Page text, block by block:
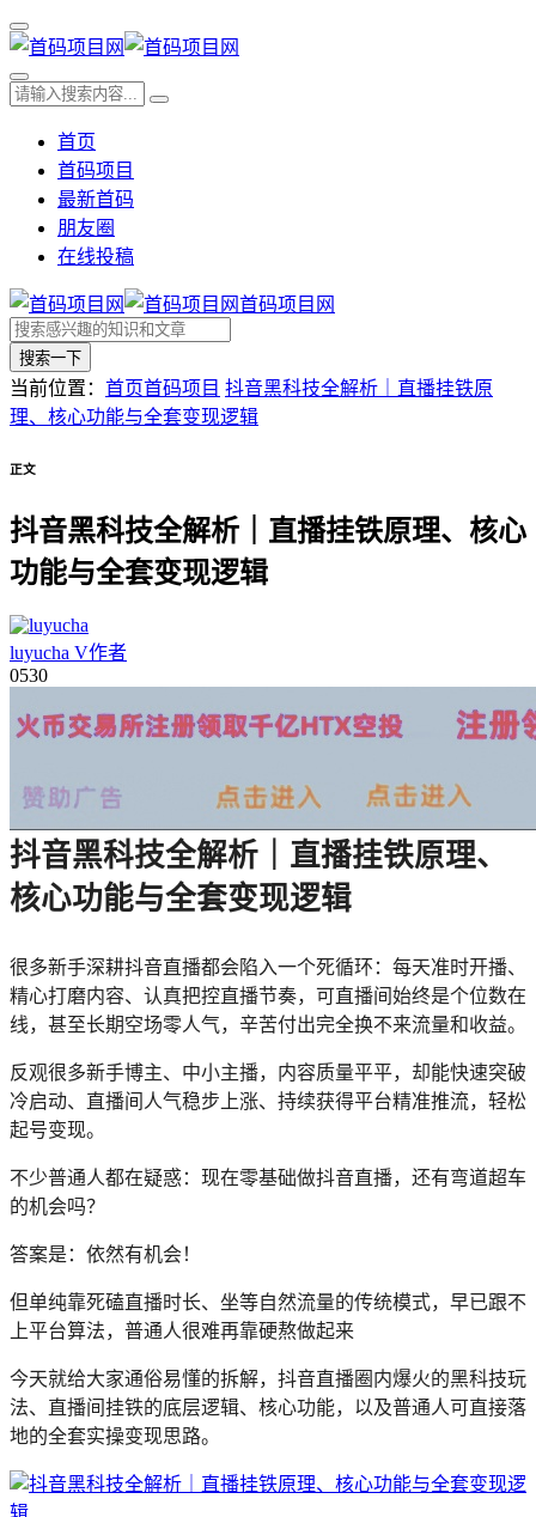
首页
首码项目
最新首码
朋友圈
在线投稿
首码项目网
搜索一下
当前位置： 首页首码项目 抖音黑科技全解析｜直播挂铁原
理、核心功能与全套变现逻辑
正文
抖音黑科技全解析｜直播挂铁原理、核心
功能与全套变现逻辑
luyucha V作者
0530
抖音黑科技全解析｜直播挂铁原理、
核心功能与全套变现逻辑
很多新手深耕抖音直播都会陷入一个死循环：每天准时开播、
精心打磨内容、认真把控直播节奏，可直播间始终是个位数在
线，甚至长期空场零人气，辛苦付出完全换不来流量和收益。
反观很多新手博主、中小主播，内容质量平平，却能快速突破
冷启动、直播间人气稳步上涨、持续获得平台精准推流，轻松
起号变现。
不少普通人都在疑惑：现在零基础做抖音直播，还有弯道超车
的机会吗？
答案是：依然有机会！
但单纯靠死磕直播时长、坐等自然流量的传统模式，早已跟不
上平台算法，普通人很难再靠硬熬做起来
今天就给大家通俗易懂的拆解，抖音直播圈内爆火的黑科技玩
法、直播间挂铁的底层逻辑、核心功能，以及普通人可直接落
地的全套实操变现思路。